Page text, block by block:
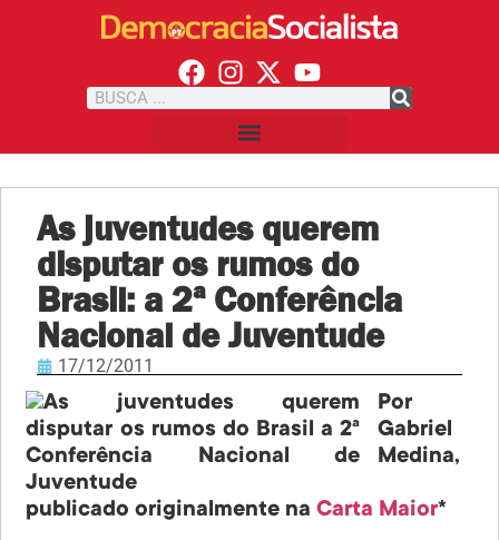
As juventudes querem
disputar os rumos do
Brasil: a 2ª Conferência
Nacional de Juventude
17/12/2011
Por
Gabriel
Medina,
publicado originalmente naCarta Maior*